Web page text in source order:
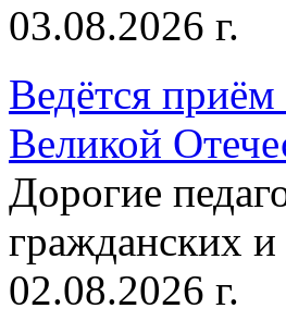
03.08.2026 г.
Ведётся
Великой
Дорогие
гражданских
02.08.2026 г.